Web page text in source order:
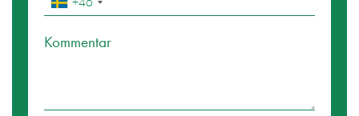
Kommentar